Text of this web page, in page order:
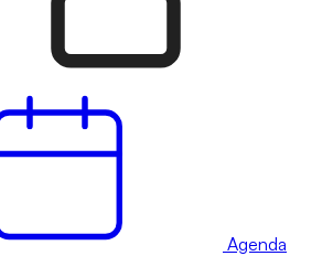
Agenda